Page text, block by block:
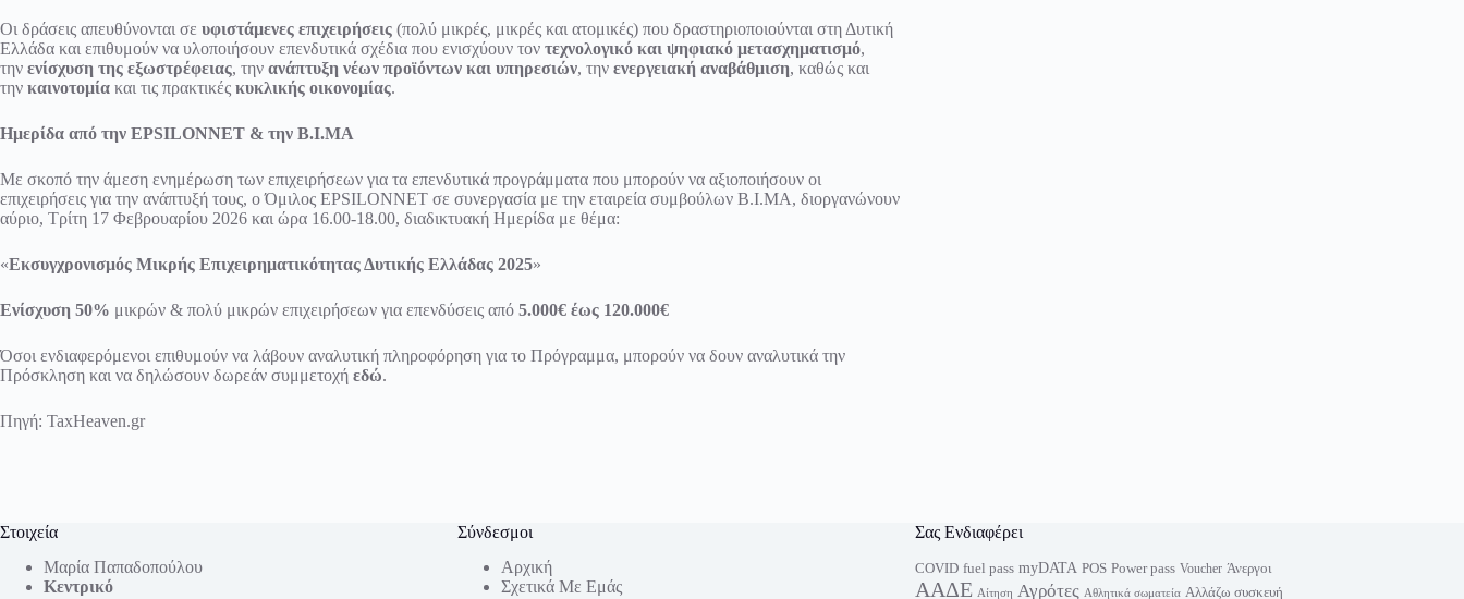
Οι δράσεις απευθύνονται σε υφιστάμενες επιχειρήσεις (πολύ μικρές, μικρές και ατομικές) που δραστηριοποιούνται στη Δυτική
Ελλάδα και επιθυμούν να υλοποιήσουν επενδυτικά σχέδια που ενισχύουν τον τεχνολογικό και ψηφιακό μετασχηματισμό,
την ενίσχυση της εξωστρέφειας, την ανάπτυξη νέων προϊόντων και υπηρεσιών, την ενεργειακή αναβάθμιση, καθώς και
την καινοτομία και τις πρακτικές κυκλικής οικονομίας.
Ημερίδα από την EPSILONNET & την Β.Ι.ΜΑ
Με σκοπό την άμεση ενημέρωση των επιχειρήσεων για τα επενδυτικά προγράμματα που μπορούν να αξιοποιήσουν οι
επιχειρήσεις για την ανάπτυξή τους, ο Όμιλος EPSILONNET σε συνεργασία με την εταιρεία συμβούλων Β.Ι.ΜΑ, διοργανώνουν
αύριο, Τρίτη 17 Φεβρουαρίου 2026 και ώρα 16.00-18.00, διαδικτυακή Ημερίδα με θέμα:
«Εκσυγχρονισμός Μικρής Επιχειρηματικότητας Δυτικής Ελλάδας 2025»
Ενίσχυση 50% μικρών & πολύ μικρών επιχειρήσεων για επενδύσεις από 5.000€ έως 120.000€
Όσοι ενδιαφερόμενοι επιθυμούν να λάβουν αναλυτική πληροφόρηση για το Πρόγραμμα, μπορούν να δουν αναλυτικά την
Πρόσκληση και να δηλώσουν δωρεάν συμμετοχή εδώ.
Πηγή: TaxHeaven.gr
Στοιχεία
Μαρία Παπαδοπούλου
Κεντρικό
Σύνδεσμοι
Αρχική
Σχετικά Με Εμάς
Σας Ενδιαφέρει
COVID fuel pass myDATA POS Power pass Voucher Άνεργοι
ΑΑΔΕ Αίτηση Αγρότες Αθλητικά σωματεία Αλλάζω συσκευή